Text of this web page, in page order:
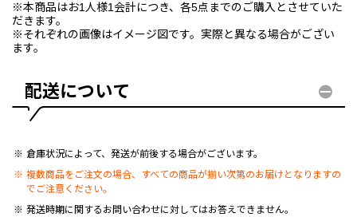
※本商品はお1人様1会計につき、各5点までのご購入とさせていた
だきます。
※それぞれの画像はイメージ図です。実際と異なる場合がござい
ます。
配送について
倉庫状況によって、発送が前後する場合がございます。
複数商品をご注文の場合、すべての商品が揃い次第のお届けとなりますの
でご注意ください。
発送時期に関するお問い合わせに対してはお答えできません。